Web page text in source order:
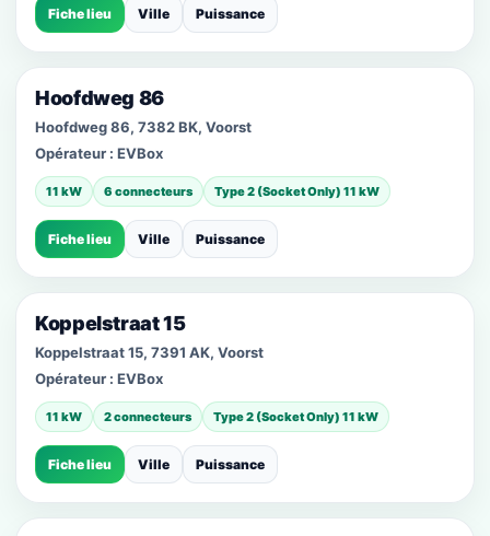
Fiche lieu Ville Puissance
Hoofdweg 86
Hoofdweg 86, 7382 BK, Voorst
Opérateur : EVBox
11 kW 6 connecteurs Type 2 (Socket Only) 11 kW
Fiche lieu Ville Puissance
Koppelstraat 15
Koppelstraat 15, 7391 AK, Voorst
Opérateur : EVBox
11 kW 2 connecteurs Type 2 (Socket Only) 11 kW
Fiche lieu Ville Puissance